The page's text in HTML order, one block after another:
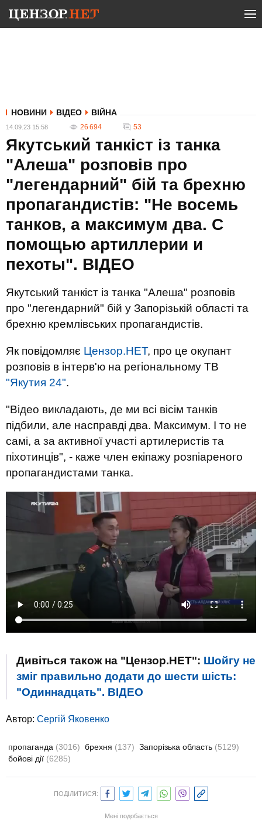
НОВИНИ ВІДЕО ВІЙНА
14.09.23 15:58 26 694 53
Якутський танкіст із танка
"Алеша" розповів про
"легендарний" бій та брехню
пропагандистів: "Не восемь
танков, а максимум два. С
помощью артиллерии и
пехоты". ВIДЕО
Якутський танкіст із танка "Алеша" розповів
про "легендарний" бій у Запорізькій області та
брехню кремлівських пропагандистів.
Як повідомляє Цензор.НЕТ, про це окупант
розповів в інтерв'ю на регіональному ТВ
"Якутия 24".
"Відео викладають, де ми всі вісім танків
підбили, але насправді два. Максимум. І то не
самі, а за активної участі артилеристів та
піхотинців", - каже член екіпажу розпіареного
пропагандистами танка.
Дивіться також на "Цензор.НЕТ": Шойгу не
зміг правильно додати до шести шість:
"Одиннадцать". ВIДЕО
Автор: Сергій Яковенко
пропаганда (3016) брехня (137) Запорізька область (5129)
бойові дії (6285)
ПОДІЛИТИСЯ:
Мені подобається